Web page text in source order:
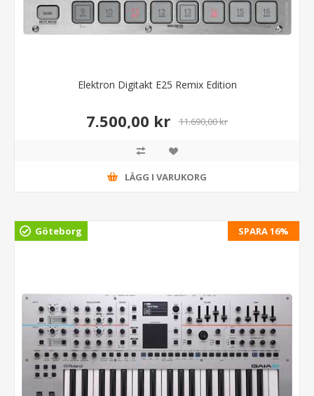
Elektron Digitakt E25 Remix Edition
7.500,00 kr 11.690,00 kr
LÄGG I VARUKORG
SPARA 16%
Göteborg